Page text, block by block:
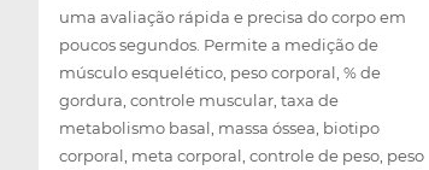
uma avaliação rápida e precisa do corpo em
poucos segundos. Permite a medição de
músculo esquelético, peso corporal, % de
gordura, controle muscular, taxa de
metabolismo basal, massa óssea, biotipo
corporal, meta corporal, controle de peso, peso